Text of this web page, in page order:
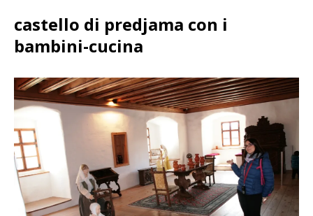
castello di predjama con i
bambini-cucina